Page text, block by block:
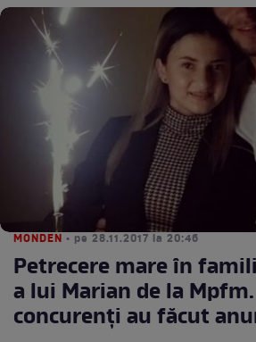
MONDEN • pe 28.11.2017 la 20:46
Petrecere mare în
a lui Marian de la
concurenţi au făcut